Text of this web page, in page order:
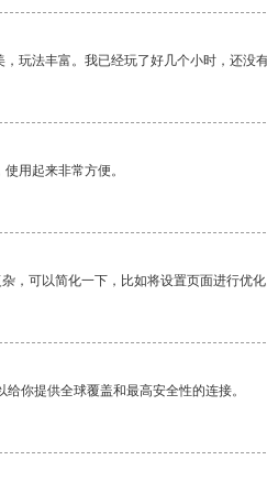
玩法丰富。我已经玩了好几个小时，还没有
用起来非常方便。
，可以简化一下，比如将设置页面进行优化
你提供全球覆盖和最高安全性的连接。